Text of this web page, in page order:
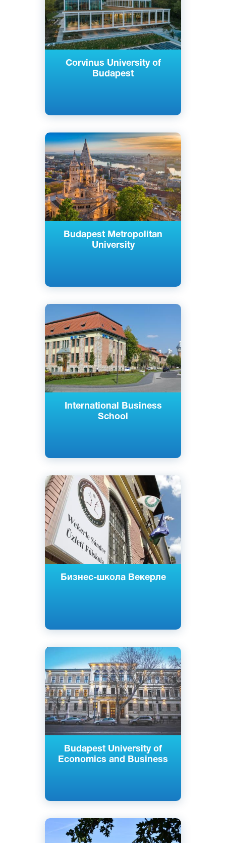
Corvinus University of
Budapest
Будапешт, Венгрия
Государственный
Budapest Metropolitan
University
Английский
Венгерский
Будапешт, Венгрия
Частный
International Business
School
Английский
Венгерский
Будапешт, Венгрия
Частный
Бизнес-школа Векерле
Английский
Венгерский
Будапешт, Венгрия
Частный
Budapest University of
Economics and Business
Английский
Венгерский
Будапешт, Венгрия
Частный
Английский
Венгерский